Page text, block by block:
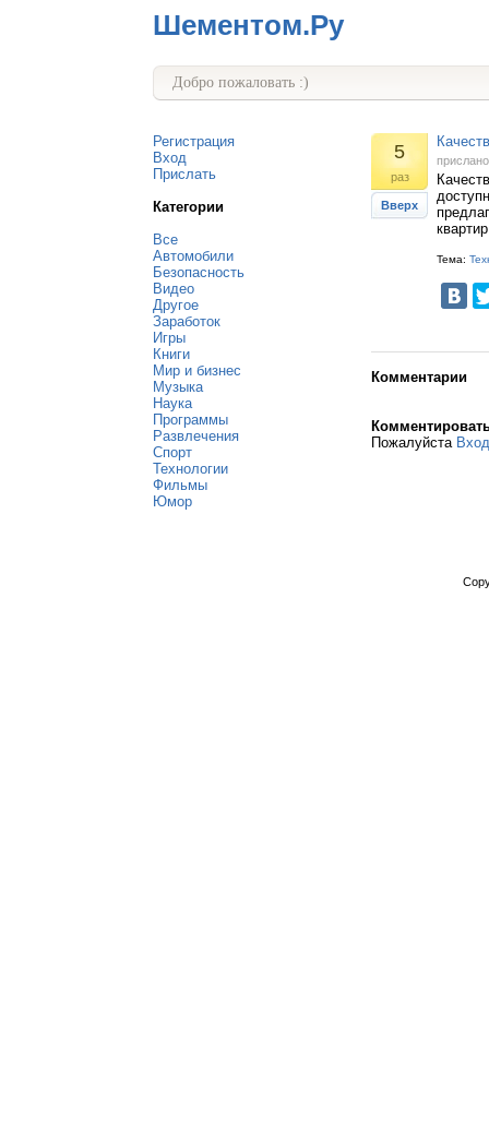
Шементом.Ру
Добро пожаловать :)
Регистрация
Вход
Прислать
Категории
Все
Автомобили
Безопасность
Видео
Другое
Заработок
Игры
Книги
Мир и бизнес
Музыка
Наука
Программы
Развлечения
Спорт
Технологии
Фильмы
Юмор
5
раз
Вверх
Тема:
Комментарии
Пожалуйста Вход